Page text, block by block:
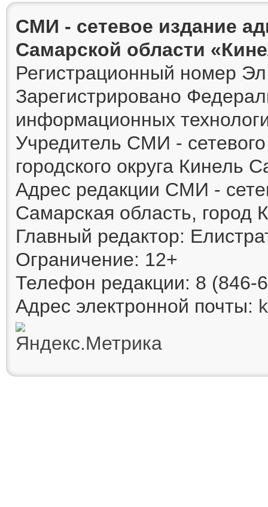
СМИ - сетевое издание
Самарской области
Регистрационный номер
Зарегистрировано
информационных
Учредитель СМИ -
городского округа Кинель
Адрес редакции СМИ -
Самарская область, город
Главный редактор:
Ограничение: 12+
Телефон редакции: 8 (846-
Адрес электронной почты: